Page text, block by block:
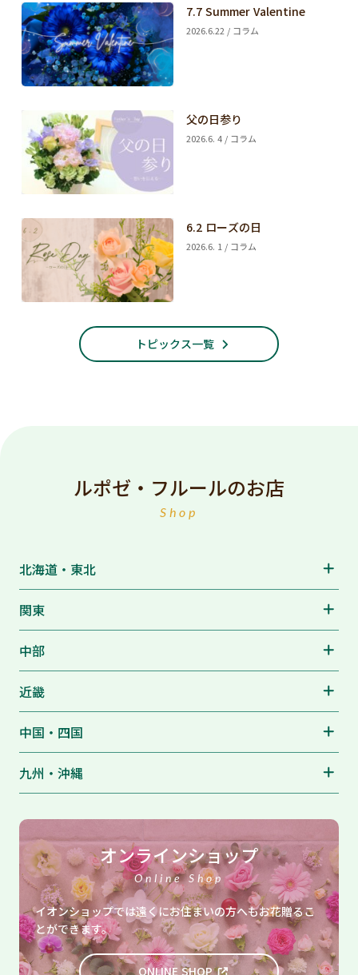
7.7 Summer Valentine
2026.6.22 / コラム
父の日参り
2026.6. 4 / コラム
6.2 ローズの日
2026.6. 1 / コラム
トピックス一覧
ルポゼ・フルールのお店
Shop
北海道・東北
関東
中部
近畿
中国・四国
九州・沖縄
オンラインショップ
Online Shop
イオンショップでは遠くにお住まいの方へもお花贈るこ
とができます。
ONLINE SHOP